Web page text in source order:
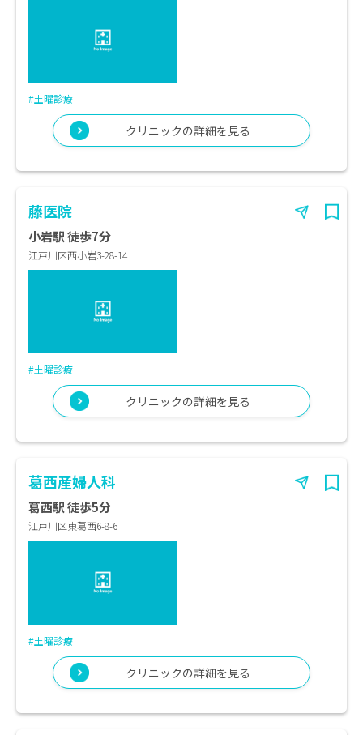
#土曜診療
クリニックの詳細を見る
藤医院
小岩駅 徒歩7分
江戸川区西小岩3-28-14
#土曜診療
クリニックの詳細を見る
葛西産婦人科
葛西駅 徒歩5分
江戸川区東葛西6-8-6
#土曜診療
クリニックの詳細を見る